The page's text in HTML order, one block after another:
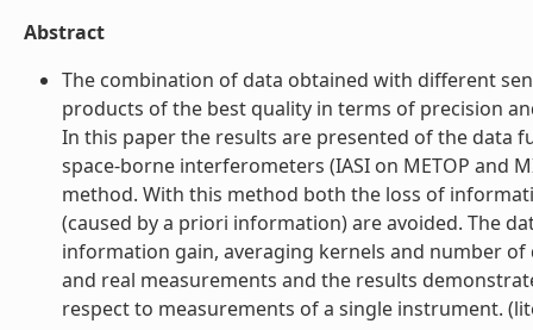
Abstract
The combination of data obtained with different
products of the best quality in terms of precision
In this paper the results are presented of the data
space-borne interferometers (IASI on METOP and
method. With this method both the loss of
(caused by a priori information) are avoided. The
information gain, averaging kernels and number
and real measurements and the results
respect to measurements of a single instrument.